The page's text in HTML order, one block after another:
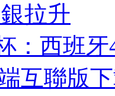
拉升
：西班牙
互聯版